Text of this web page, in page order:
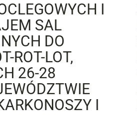
I
SAL
DO
ROT-LOT,
26-28
I